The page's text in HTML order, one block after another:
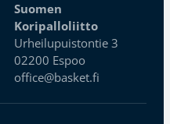
Suomen
Koripalloliitto
Urheilupuistontie 3
02200 Espoo
office@basket.fi